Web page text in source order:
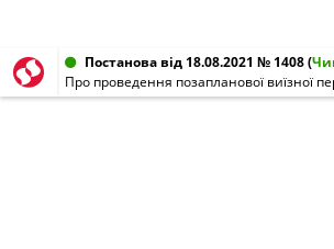
Постанова від 18.08.2021 № 1408(
Про проведення позапланової виїзної